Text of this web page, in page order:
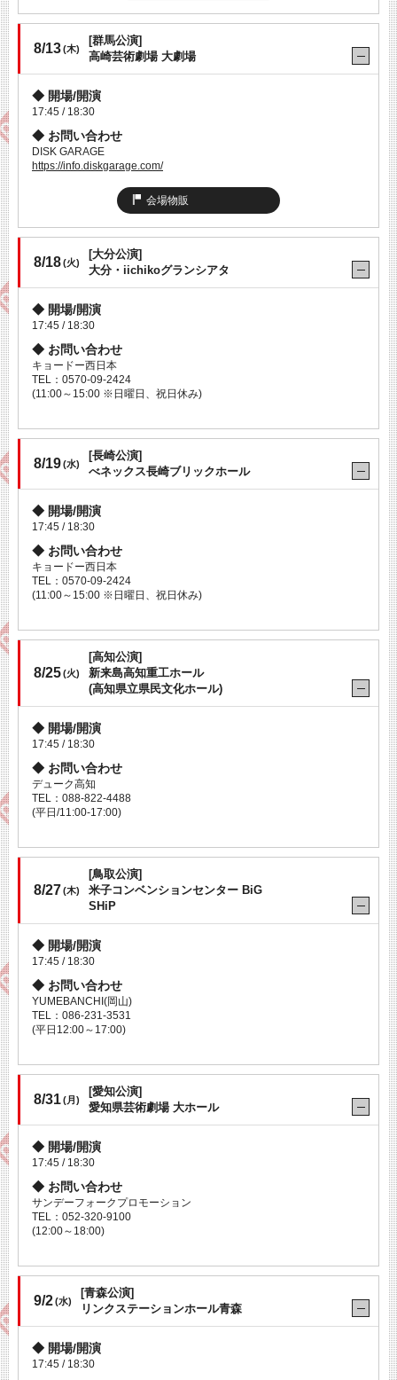
8/13(木)
[群馬公演]
高崎芸術劇場 大劇場
開場/開演
17:45 / 18:30
お問い合わせ
DISK GARAGE
https://info.diskgarage.com/
会場物販
8/18(火)
[大分公演]
大分・iichikoグランシアタ
開場/開演
17:45 / 18:30
お問い合わせ
キョードー西日本
TEL：0570-09-2424
(11:00～15:00 ※日曜日、祝日休み)
8/19(水)
[長崎公演]
べネックス長崎ブリックホール
開場/開演
17:45 / 18:30
お問い合わせ
キョードー西日本
TEL：0570-09-2424
(11:00～15:00 ※日曜日、祝日休み)
8/25(火)
[高知公演]
新来島高知重工ホール
(高知県立県民文化ホール)
開場/開演
17:45 / 18:30
お問い合わせ
デューク高知
TEL：088-822-4488
(平日/11:00-17:00)
8/27(木)
[鳥取公演]
米子コンベンションセンター BiG
SHiP
開場/開演
17:45 / 18:30
お問い合わせ
YUMEBANCHI(岡山)
TEL：086-231-3531
(平日12:00～17:00)
8/31(月)
[愛知公演]
愛知県芸術劇場 大ホール
開場/開演
17:45 / 18:30
お問い合わせ
サンデーフォークプロモーション
TEL：052-320-9100
(12:00～18:00)
9/2(水)
[青森公演]
リンクステーションホール青森
開場/開演
17:45 / 18:30